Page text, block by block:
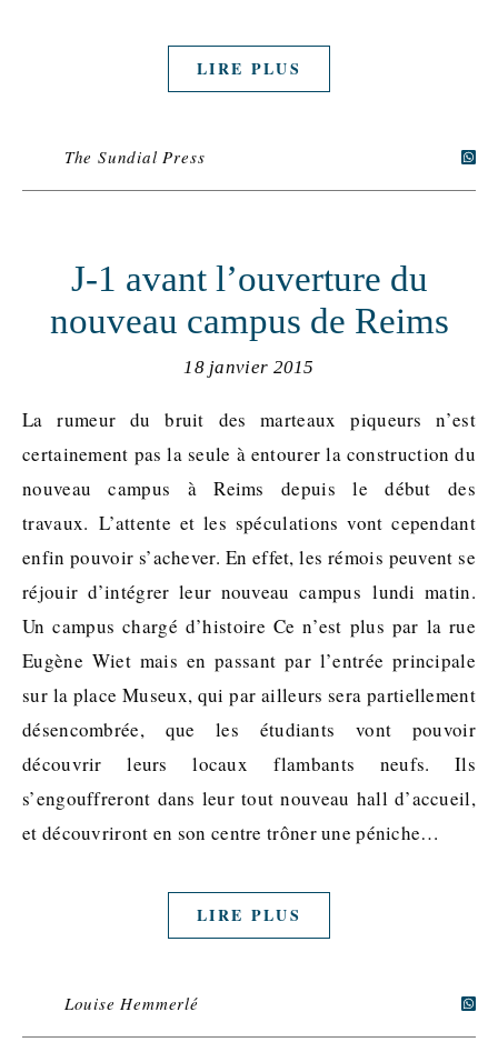
LIRE PLUS
The Sundial Press
J-1 avant l’ouverture du
nouveau campus de Reims
18 janvier 2015
La rumeur du bruit des marteaux piqueurs n’est
certainement pas la seule à entourer la construction du
nouveau campus à Reims depuis le début des
travaux. L’attente et les spéculations vont cependant
enfin pouvoir s’achever. En effet, les rémois peuvent se
réjouir d’intégrer leur nouveau campus lundi matin.
Un campus chargé d’histoire Ce n’est plus par la rue
Eugène Wiet mais en passant par l’entrée principale
sur la place Museux, qui par ailleurs sera partiellement
désencombrée, que les étudiants vont pouvoir
découvrir leurs locaux flambants neufs. Ils
s’engouffreront dans leur tout nouveau hall d’accueil,
et découvriront en son centre trôner une péniche…
LIRE PLUS
Louise Hemmerlé